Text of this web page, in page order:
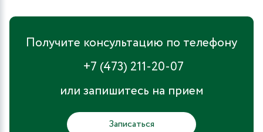
Получите консультацию по телефону
+7 (473) 211-20-07
или запишитесь на прием
Записаться